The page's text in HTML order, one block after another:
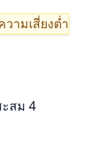
วามเสี่ยงต่ำ
สม 4